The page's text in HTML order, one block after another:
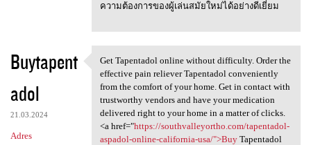
ความต้องการของผู้เล่นสมัยใหม่ได้อย่างดีเยี่ยม
Buytapent
adol
21.03.2024
Adres
Get Tapentadol online without
Get Tapentadol online without difficulty. Order the
effective pain reliever Tapentadol conveniently
from the comfort of your home. Get in contact with
trustworthy vendors and have your medication
delivered right to your home in a matter of clicks.
<a href="https://southvalleyortho.com/tapentadol-
aspadol-online-california-usa/">BuyTapentadol